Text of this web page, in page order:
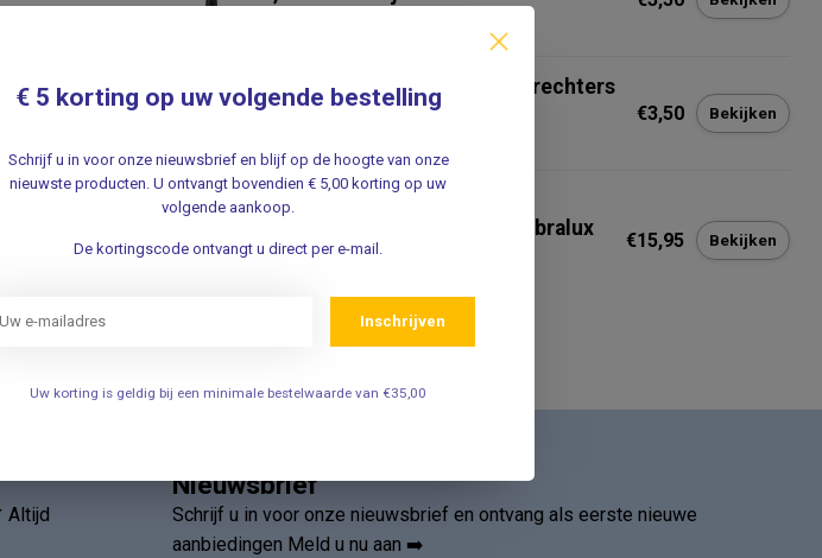
toevoegen
Welch Allyn Disposabel oortrechters
2,75mm - Zakje 34 stuks
€3,50 Bekijken
COMED
Comed Oortrechters voor Fibralux
otoscoop - 2,5mm (250st.)
€15,95 Bekijken
Altijd
Nieuwsbrief
Schrijf u in voor onze nieuwsbrief en ontvang als eerste nieuwe
aanbiedingen Meld u nu aan ➡️
€ 5 korting op uw volgende bestelling
Schrijf u in voor onze nieuwsbrief en blijf op de hoogte van onze
nieuwste producten. U ontvangt bovendien € 5,00 korting op uw
volgende aankoop.
De kortingscode ontvangt u direct per e-mail.
Inschrijven
Uw korting is geldig bij een minimale bestelwaarde van €35,00